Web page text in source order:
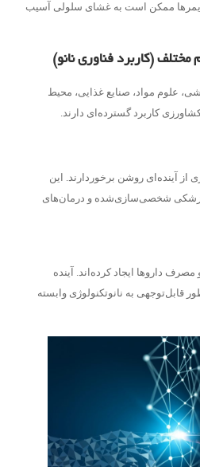
ممکن است به غشای سلولی آسیب
مختلف (کاربرد فناوری نانو)
علوم مواد، صنایع غذایی، محیط
کاربرد گسترده‌ای دارند.
از آینده‌ای روشن برخوردارند. این
شخصی‌سازی‌شده و درمان‌های
مصرف داروها ایجاد کرده‌اند. آینده
قابل‌توجهی به نانوتکنولوژی وابسته